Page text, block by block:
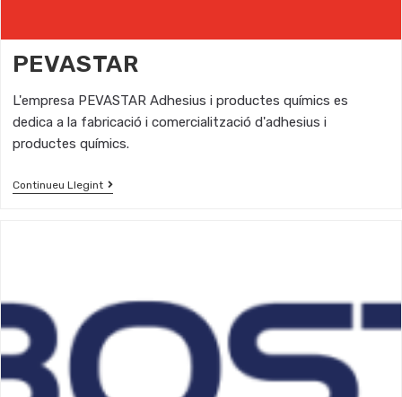
PEVASTAR
L'empresa PEVASTAR Adhesius i productes químics es
dedica a la fabricació i comercialització d'adhesius i
productes químics.
Continueu Llegint